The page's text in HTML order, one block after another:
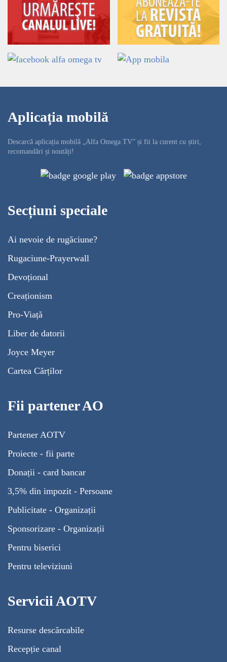
Aplicația mobilă
Descarcă aplicația mobilă „Alfa Omega TV” și fii la curent cu știri,
recomandări și noutăți!
Secțiuni speciale
Ai nevoie de rugăciune?
Rugaciune-Prayerwall
Devoțional
Creaționism
Pro-Viață
Liber de datorii
Joyce Meyer
Cartea Cărților
Fii partener AO
Partener AOTV
Proiecte - fii parte
Donații - card bancar
3,5% din impozit - Persoane
Publicitate - Organizații
Sponsorizare - Organizații
Pentru biserici
Pentru televiziuni
Servicii AOTV
Resurse descărcabile
Recepție canal